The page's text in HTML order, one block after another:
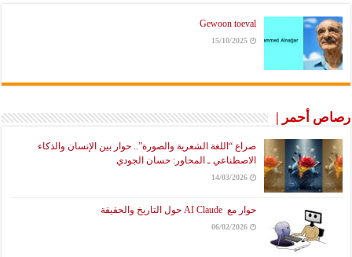
Gewoon toeval
15/10/2025
رصاص أحمر |
صراع “اللغة الشعرية والصورة”.. حوار بين الإنسان والذكاء
الاصطناعي ـ المحاور: حسان الجودي
14/03/2026
حوار مع AI Claude حول التاريخ والحقيقة
06/02/2026